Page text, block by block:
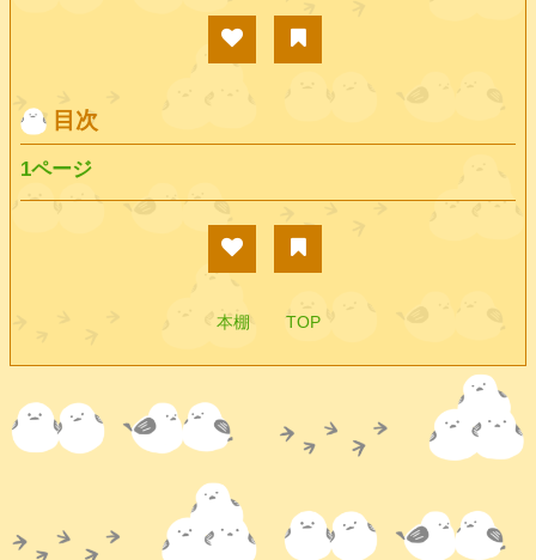
目次
1ページ
本棚 TOP